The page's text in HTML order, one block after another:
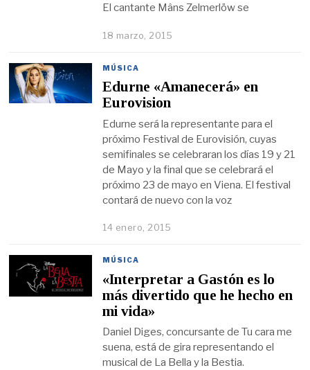
El cantante Mâns Zelmerlöw se
18 marzo, 2015
MÚSICA
Edurne «Amanecerá» en
Eurovision
Edurne será la representante para el
próximo Festival de Eurovisión, cuyas
semifinales se celebraran los días 19 y 21
de Mayo y la final que se celebrará el
próximo 23 de mayo en Viena. El festival
contará de nuevo con la voz
14 enero, 2015
MÚSICA
«Interpretar a Gastón es lo
más divertido que he hecho en
mi vida»
Daniel Diges, concursante de Tu cara me
suena, está de gira representando el
musical de La Bella y la Bestia.